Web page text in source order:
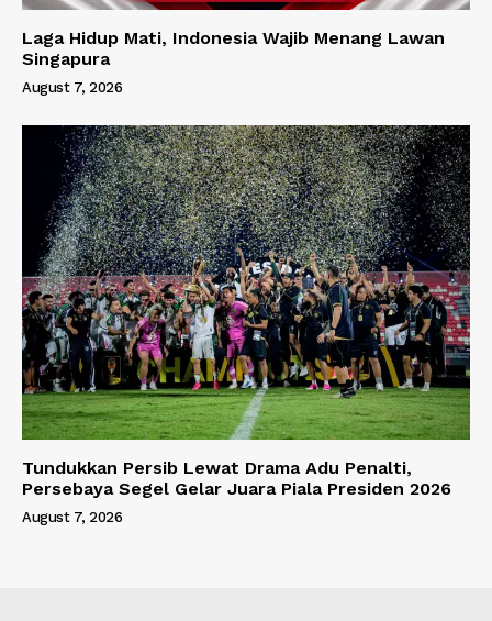
Laga Hidup Mati, Indonesia Wajib Menang Lawan
Singapura
August 7, 2026
Tundukkan Persib Lewat Drama Adu Penalti,
Persebaya Segel Gelar Juara Piala Presiden 2026
August 7, 2026